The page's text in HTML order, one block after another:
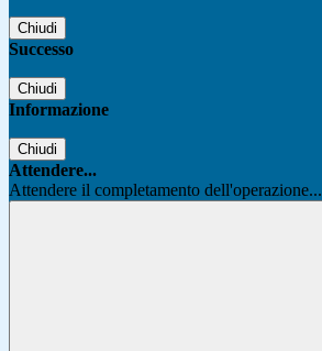
Chiudi
Successo
Chiudi
Informazione
Chiudi
Attendere...
Attendere il completamento dell'operazione...